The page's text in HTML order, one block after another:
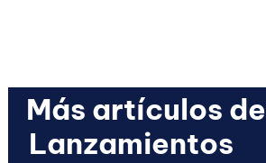
Más artículos de
Lanzamientos